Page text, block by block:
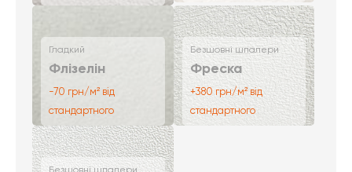
Гладкий
Флізелін
-70 грн/м² від
стандартного
Безшовні шпалери
Фреска
+380 грн/м² від
стандартного
Безшовні шпалери